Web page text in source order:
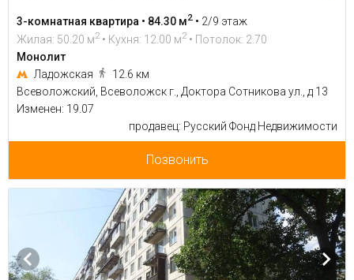
3-комнатная квартира • 84.30 м2 • 2/9 этаж
Жилая: 50.20 м2 • Кухня: 12.00 м2 • Потолок: 2.70
Монолит
Ладожская
12.6 км
Всеволожский, Всеволожск г., Доктора Сотникова ул., д 13
Изменен: 19.07
продавец: Русский Фонд Недвижимости
Позвонить